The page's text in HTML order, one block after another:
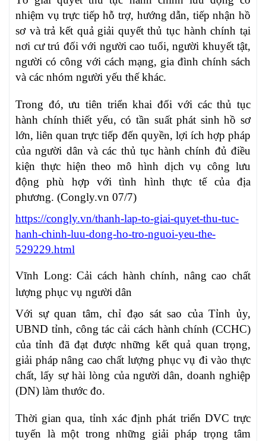
nhiệm vụ trực tiếp hỗ trợ, hướng dẫn, tiếp nhận hồ
sơ và trả kết quả giải quyết thủ tục hành chính tại
nơi cư trú đối với người cao tuổi, người khuyết tật,
người có công với cách mạng, gia đình chính sách
và các nhóm người yếu thế khác.
Trong đó, ưu tiên triển khai đối với các thủ tục
hành chính thiết yếu, có tần suất phát sinh hồ sơ
lớn, liên quan trực tiếp đến quyền, lợi ích hợp pháp
của người dân và các thủ tục hành chính đủ điều
kiện thực hiện theo mô hình dịch vụ công lưu
động phù hợp với tình hình thực tế của địa
phương. (Congly.vn 07/7)
https://congly.vn/thanh-lap-to-giai-quyet-thu-tuc-
hanh-chinh-luu-dong-ho-tro-nguoi-yeu-the-
529229.html
Vĩnh Long: Cải cách hành chính, nâng cao chất
lượng phục vụ người dân
Với sự quan tâm, chỉ đạo sát sao của Tỉnh ủy,
UBND tỉnh, công tác cải cách hành chính (CCHC)
của tỉnh đã đạt được những kết quả quan trọng,
giải pháp nâng cao chất lượng phục vụ đi vào thực
chất, lấy sự hài lòng của người dân, doanh nghiệp
(DN) làm thước đo.
Thời gian qua, tỉnh xác định phát triển DVC trực
tuyến là một trong những giải pháp trọng tâm